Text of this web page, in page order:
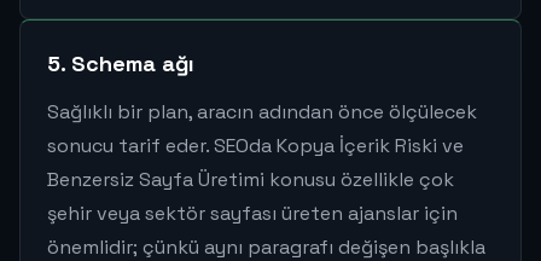
5. Schema ağı
Sağlıklı bir plan, aracın adından önce ölçülecek
sonucu tarif eder. SEOda Kopya İçerik Riski ve
Benzersiz Sayfa Üretimi konusu özellikle çok
şehir veya sektör sayfası üreten ajanslar için
önemlidir; çünkü aynı paragrafı değişen başlıkla